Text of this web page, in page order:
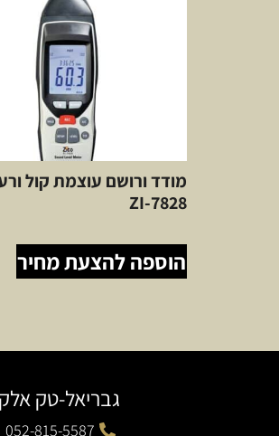
מודד ורושם עוצמת קול
ZI-7828
הוספה להצעת מחיר
גבריאל-טק
052-815-5587